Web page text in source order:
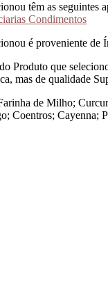
têm as seguintes
Condimentos
é proveniente de
Produto que
mas de qualidade
de Milho;
Coentros; Cayenna;